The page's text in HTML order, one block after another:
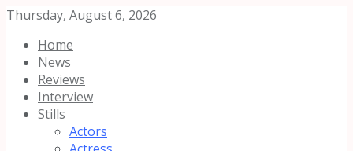
Thursday, August 6, 2026
Home
News
Reviews
Interview
Stills
Actors